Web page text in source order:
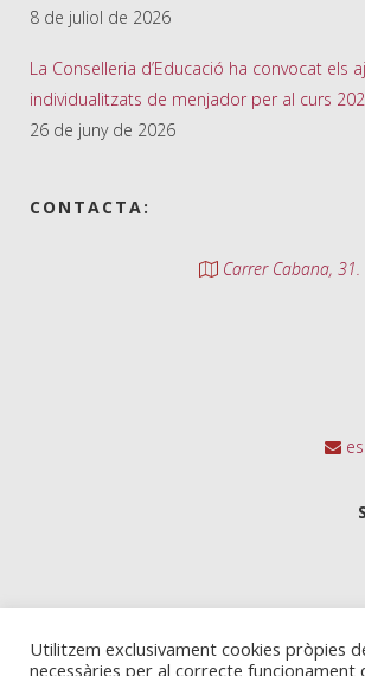
8 de juliol de 2026
La Conselleria d’Educació ha convocat els
individualitzats de menjador per al curs
26 de juny de 2026
CONTACTA:
Carrer Cabana,
Política
Utilitzem exclusivament cookies pròpies
necessàries per al correcte funcionament